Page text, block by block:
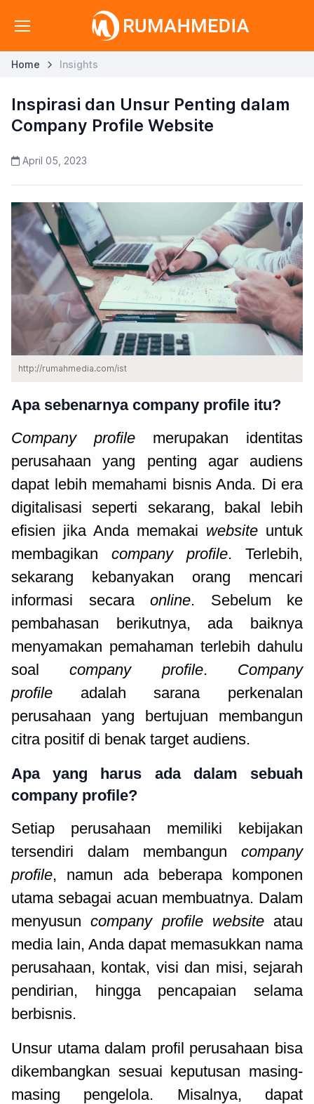
Home Insights
Inspirasi dan Unsur Penting dalam
Company Profile Website
April 05, 2023
http://rumahmedia.com/ist
Apa sebenarnya company profile itu?
Company profile merupakan identitas
perusahaan yang penting agar audiens
dapat lebih memahami bisnis Anda. Di era
digitalisasi seperti sekarang, bakal lebih
efisien jika Anda memakai website untuk
membagikan company profile. Terlebih,
sekarang kebanyakan orang mencari
informasi secara online. Sebelum ke
pembahasan berikutnya, ada baiknya
menyamakan pemahaman terlebih dahulu
soalcompany profile. Company
profile adalah sarana perkenalan
perusahaan yang bertujuan membangun
citra positif di benak target audiens.
Apa yang harus ada dalam sebuah
company profile?
Setiap perusahaan memiliki kebijakan
tersendiri dalam membangun company
profile, namun ada beberapa komponen
utama sebagai acuan membuatnya. Dalam
menyusuncompany profile website atau
media lain, Anda dapat memasukkan nama
perusahaan, kontak, visi dan misi, sejarah
pendirian, hingga pencapaian selama
berbisnis.
Unsur utama dalam profil perusahaan bisa
dikembangkan sesuai keputusan masing-
masing pengelola. Misalnya, dapat